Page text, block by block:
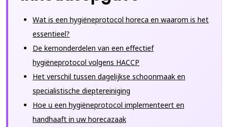
Wat is een hygiëneprotocol horeca en waarom is het
essentieel?
De kernonderdelen van een effectief
hygiëneprotocol volgens HACCP
Het verschil tussen dagelijkse schoonmaak en
specialistische dieptereiniging
Hoe u een hygiëneprotocol implementeert en
handhaaft in uw horecazaak